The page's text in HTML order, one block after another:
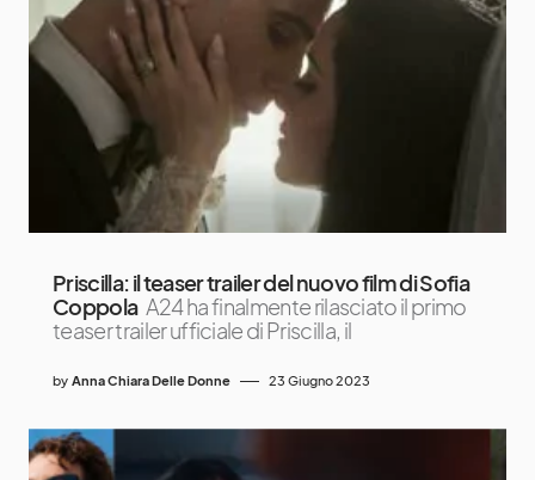
Priscilla: il teaser trailer del nuovo film di Sofia
Coppola A24 ha finalmente rilasciato il primo
teaser trailer ufficiale di Priscilla, il
by Anna Chiara Delle Donne 23 Giugno 2023